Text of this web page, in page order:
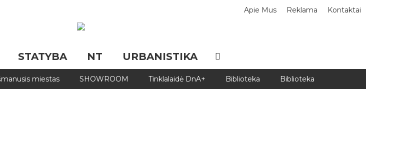
Apie Mus Reklama Kontaktai
STATYBA NT URBANISTIKA
miestas SHOWROOM Tinklalaidė DnA+ Biblioteka Biblioteka